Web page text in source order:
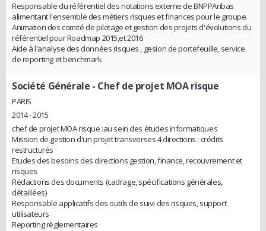
Responsable du référentiel des notations externe de BNPPAribas
alimentant l'ensemble des métiers risques et finances pour le groupe.
Animation des comité de pilotage et gestion des projets d'évolutions du
référentiel pour Roadmap 2015,et 2016
Aide à l'analyse des données risques , gesion de portefeuille, service
de reporting et benchmark
Société Générale - Chef de projet MOA risque
PARIS
2014 - 2015
chef de projet MOA risque :au sein des études informatiques
Mission de gestion d'un projet transverses 4 directions : crédits
restructurés
Etudes des besoins des directions gestion, finance, recouvrement et
risques
Rédactions des documents (cadrage, spécifications générales,
détaillées)
Responsable applicatifs des outils de suivi des risques, support
utilisateurs
Reporting règlementaires